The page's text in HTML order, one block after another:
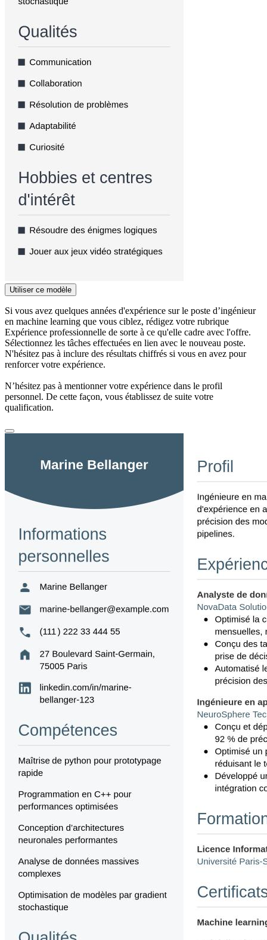
Utiliser ce modèle
Si vous avez quelques années d'expérience sur le poste d’ingénieur
en machine learning que vous ciblez, rédigez votre rubrique
Expérience professionnelle de sorte à ce qu'elle cadre avec l'offre.
Sélectionnez les tâches effectuées en lien avec le nouveau poste.
N'hésitez pas à inclure des résultats chiffrés si vous en avez pour
renforcer votre expérience.
N’hésitez pas à mentionner votre expérience dans le profil
personnel. De cette façon, vous établissez de suite votre
qualification.